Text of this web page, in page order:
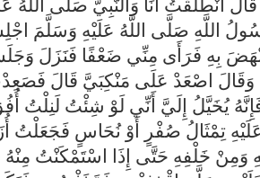
رَسُولُ اللَّهِ صَلَّى اللَّهُ عَلَيْهِ وَسَلَّمَ
بِهِ فَرَأَى مِنِّي ضَعْفًا فَنَزَلَ
وَقَالَ اصْعَدْ عَلَى مَنْكِبَيَّ قَالَ
يُخَيَّلُ إِلَيَّ أَنِّي لَوْ شِئْتُ لَنِلْتُ
تِمْثَالُ صُفْرٍ أَوْ نُحَاسٍ فَجَعَلْتُ
وَمِنْ خَلْفِهِ حَتَّى إِذَا اسْتَمْكَنْتُ